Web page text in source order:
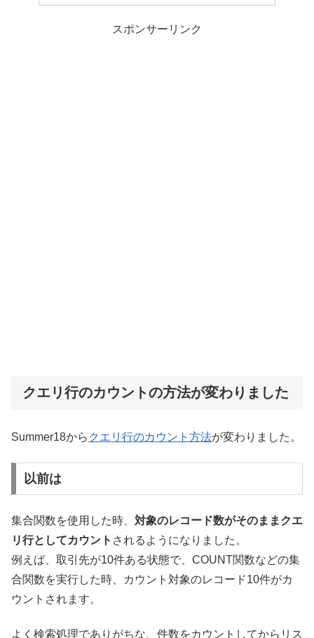
スポンサーリンク
クエリ行のカウントの方法が変わりました
Summer18から クエリ行のカウント方法が変わりました。
以前は
集合関数を使用した時、 対象のレコード数がそのままクエ
リ行としてカウント されるようになりました。
例えば、取引先が10件ある状態で、COUNT関数などの集
合関数を実行した時、カウント対象のレコード10件がカ
ウントされます。
よく検索処理でありがちな、件数をカウントしてからリス